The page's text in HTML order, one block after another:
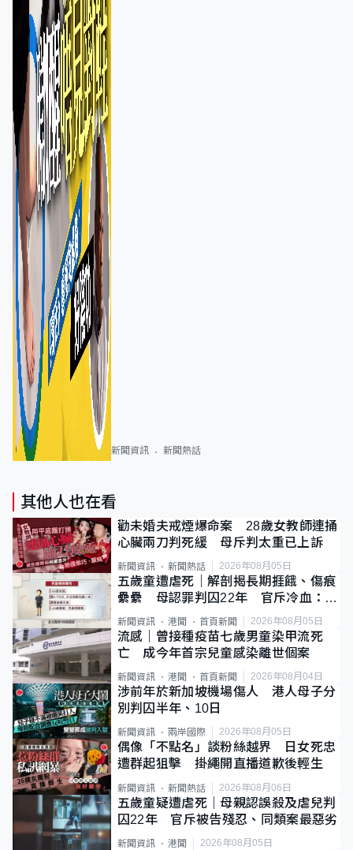
新聞資訊 新聞熱話
其他人也在看
勸未婚夫戒煙爆命案 28歲女教師連捅
心臟兩刀判死緩 母斥判太重已上訴
新聞資訊 新聞熱話 2026年08月05日
五歲童遭虐死｜解剖揭長期捱餓、傷痕
纍纍 母認罪判囚22年 官斥冷血：同
類案最惡劣
新聞資訊 港聞 首頁新聞 2026年08月05日
流感｜曾接種疫苗七歲男童染甲流死
亡 成今年首宗兒童感染離世個案
新聞資訊 港聞 首頁新聞 2026年08月04日
涉前年於新加坡機場傷人 港人母子分
別判囚半年、10日
新聞資訊 兩岸國際 2026年08月05日
偶像「不點名」談粉絲越界 日女死忠
遭群起狙擊 掛繩開直播道歉後輕生
新聞資訊 新聞熱話 2026年08月06日
五歲童疑遭虐死｜母親認誤殺及虐兒判
囚22年 官斥被告殘忍、同類案最惡劣
新聞資訊 港聞 2026年08月05日